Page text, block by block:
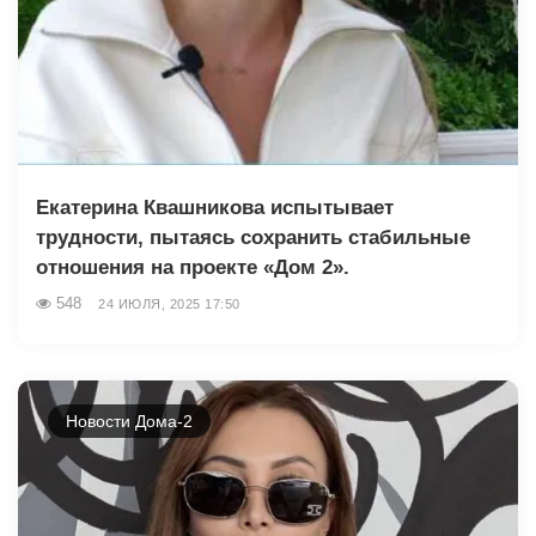
Екатерина Квашникова испытывает
трудности, пытаясь сохранить стабильные
отношения на проекте «Дом 2».
548 24 ИЮЛЯ, 2025 17:50
Новости Дома-2